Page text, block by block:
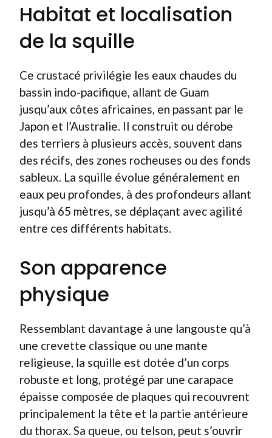
Habitat et localisation
de la squille
Ce crustacé privilégie les eaux chaudes du
bassin indo-pacifique, allant de Guam
jusqu’aux côtes africaines, en passant par le
Japon et l’Australie. Il construit ou dérobe
des terriers à plusieurs accès, souvent dans
des récifs, des zones rocheuses ou des fonds
sableux. La squille évolue généralement en
eaux peu profondes, à des profondeurs allant
jusqu’à 65 mètres, se déplaçant avec agilité
entre ces différents habitats.
Son apparence
physique
Ressemblant davantage à une langouste qu’à
une crevette classique ou une mante
religieuse, la squille est dotée d’un corps
robuste et long, protégé par une carapace
épaisse composée de plaques qui recouvrent
principalement la tête et la partie antérieure
du thorax. Sa queue, ou telson, peut s’ouvrir